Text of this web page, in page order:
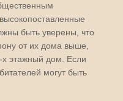
быть уверены, что
от их дома выше,
этажный дом. Если
могут быть